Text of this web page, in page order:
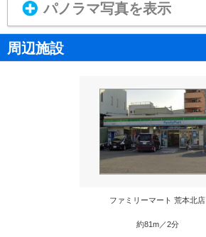
パノラマ写真を表示
周辺施設
ファミリーマート 荒本北店
約81m／2分